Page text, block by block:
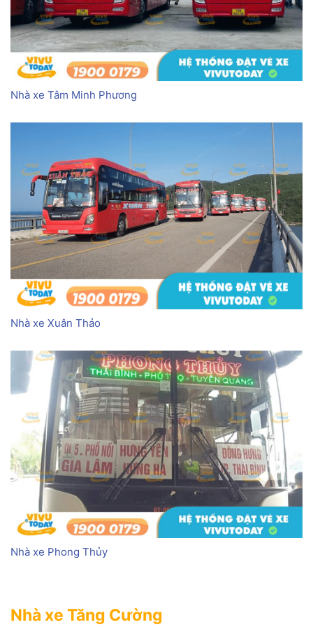
Nhà xe Tăng Cường
Nhà xe Tâm Minh Phương
Nhà xe Xuân Thảo
Nhà xe Phong Thủy